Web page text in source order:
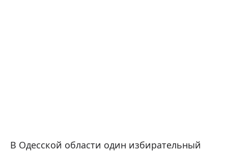
В Одесской области один избирательный